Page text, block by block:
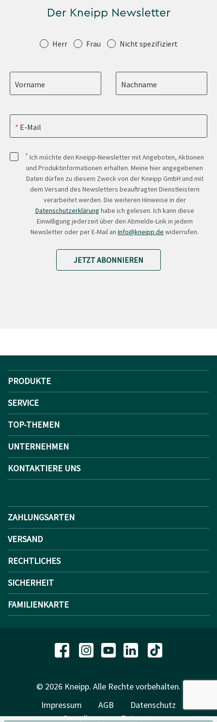
Der Kneipp Newsletter
Anrede Herr Frau Nicht spezifiziert
Vorname Nachname
E-Mail
* Ich möchte den Kneipp-Newsletter mit Angeboten, Aktionen
und Produktinformationen erhalten. Meine hier angegebenen
Daten dürfen zu diesem Zweck von der Kneipp GmbH und mit
dem Versand des Newsletters beauftragten Dienstleistern
verarbeitet werden. Die weiteren Hinweise in der
Datenschutzerklärung habe ich gelesen. Ich kann diese
Einwilligung jederzeit über den Abmelde-Link in jedem
Newsletter oder per E-Mail an Info@kneipp.de widerrufen.
JETZT ABONNIEREN
PRODUKTE
SERVICE
TOP-THEMEN
UNTERNEHMEN
KONTAKTIERE UNS
ZAHLUNGSARTEN
VERSAND
RECHTLICHES
SICHERHEIT
FAMILIENKARTE
© 2026 Kneipp. Alle Rechte vorbehalten.
Impressum
AGB
Datenschutz
Compliance
Retouren